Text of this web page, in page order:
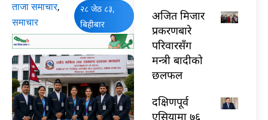
ताजा समाचार,
समाचार
२८ जेठ ८३,
बिहीबार
अजित मिजार
प्रकरणबारे
परिवारसँग
मन्त्री बादीको
छलफल
दक्षिणपूर्व
एसियामा ७६